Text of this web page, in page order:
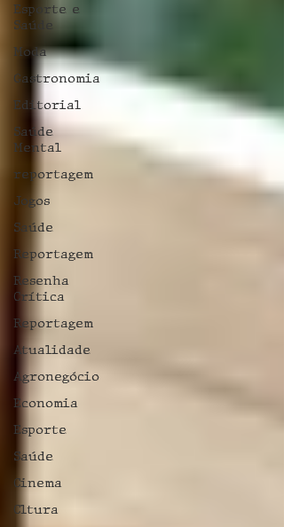
Esporte e
Saúde
Moda
Gastronomia
Editorial
Saúde
Mental
reportagem
Jogos
Saúde
Reportagem
Resenha
Crítica
Reportagem
Atualidade
Agronegócio
Economia
Esporte
Saúde
Cinema
Cltura